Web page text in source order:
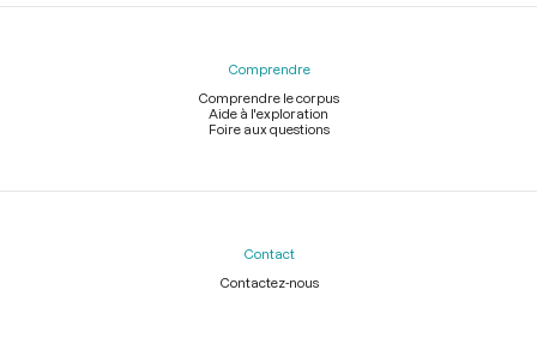
Comprendre
Comprendre le corpus
Aide à l'exploration
Foire aux questions
Contact
Contactez-nous